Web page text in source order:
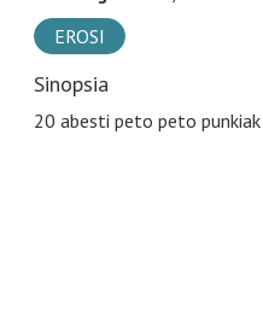
EROSI
Sinopsia
20 abesti peto peto